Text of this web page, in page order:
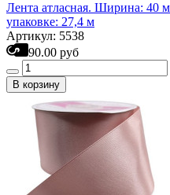
Лента атласная. Ширина: 40
упаковке: 27,4 м
Артикул: 5538
90.00 руб
В корзину